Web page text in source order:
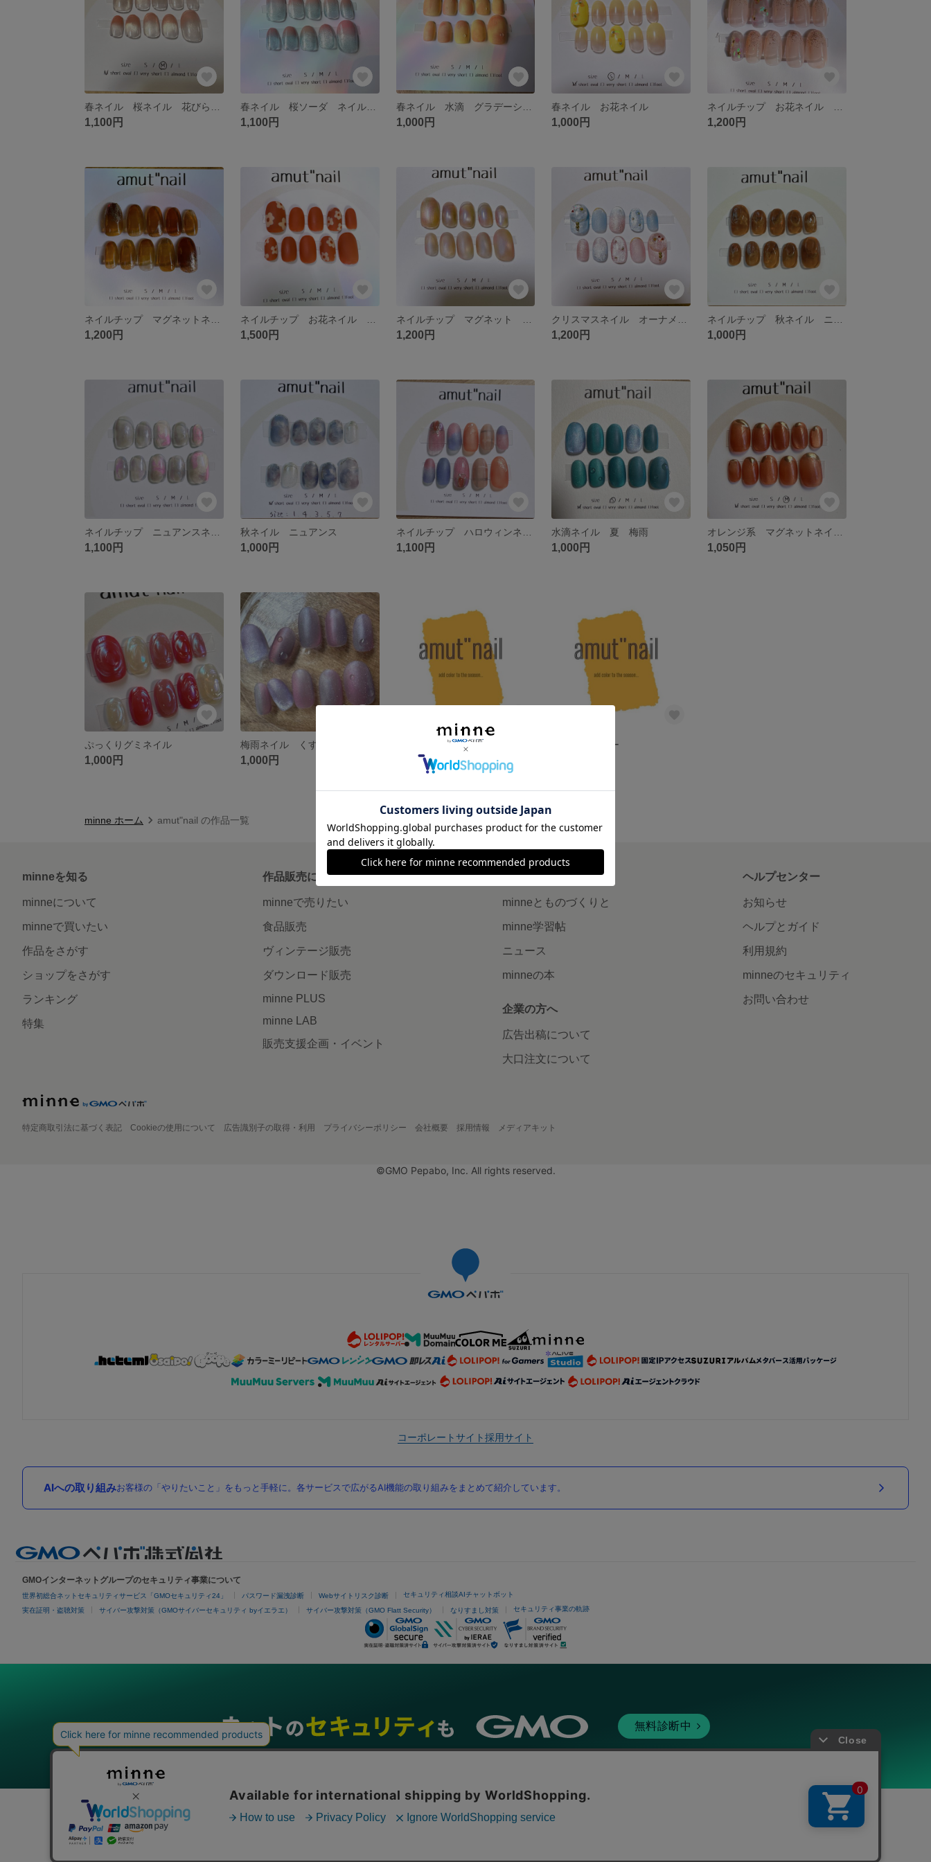
1,100円
春ネイル 桜ソーダ ネイルチップ マグネットネイル
1,100円 1,000円
春ネイル お花ネイル
1,000円 1,200円
1,200円 1,500円 1,200円 1,200円 1,000円
1,100円
秋ネイル ニュアンス
1,000円 1,100円
水滴ネイル 夏 梅雨
1,000円 1,050円
ぷっくりグミネイル
1,000円
梅雨ネイル くすみカラー 001
1,000円
計測用チップ
200円
サイズオーダー
minne ホーム amut"nail の作品一覧
minneを知る
minneについて
minneで買いたい
作品をさがす
ショップをさがす
ランキング
特集
作品販売について
minneで売りたい
食品販売
ヴィンテージ販売
ダウンロード販売
minne PLUS
minne LAB
販売支援企画・イベント
読みもの
minneとものづくりと
minne学習帖
ニュース
minneの本
企業の方へ
広告出稿について
大口注文について
ヘルプセンター
お知らせ
ヘルプとガイド
利用規約
minneのセキュリティ
お問い合わせ
特定商取引法に基づく表記 Cookieの使用について 広告識別子の取得・利用 プライバシーポリシー 会社概要 採用情報 メディアキット
©GMO Pepabo, Inc. All rights reserved.
コーポレートサイト採用サイト
AIへの取り組みお客様の「やりたいこと」をもっと手軽に。各サービスで広がるAI機能の取り組みをまとめて紹介しています。
GMOインターネットグループのセキュリティ事業について
世界初総合ネットセキュリティサービス「GMOセキュリティ24」 パスワード漏洩診断 Webサイトリスク診断 セキュリティ相談AIチャットボット
実在証明・盗聴対策 サイバー攻撃対策（GMOサイバーセキュリティ byイエラエ） サイバー攻撃対策（GMO Flatt Security） なりすまし対策 セキュリティ事業の軌跡
無料診断中
グループサービス
インターネットサービス